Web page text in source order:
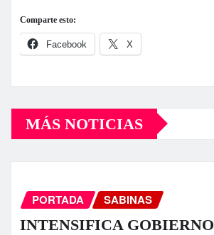
Comparte esto:
Facebook X
MÁS NOTICIAS
PORTADA SABINAS
INTENSIFICA GOBIERNO